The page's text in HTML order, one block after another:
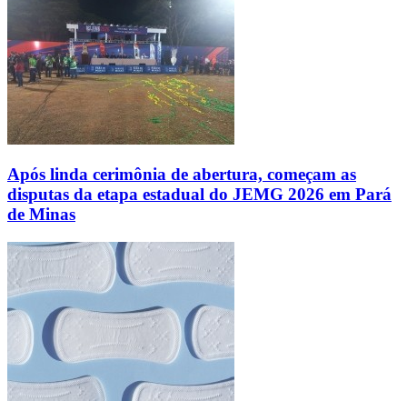
Após linda cerimônia de abertura, começam as
disputas da etapa estadual do JEMG 2026 em Pará
de Minas